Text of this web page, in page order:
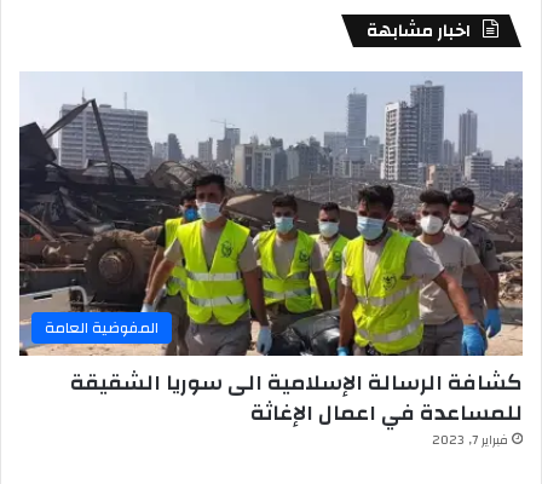
اخبار مشابهة
المفوضية العامة
كشافة الرسالة الإسلامية الى سوريا الشقيقة
للمساعدة في اعمال الإغاثة
فبراير 7, 2023